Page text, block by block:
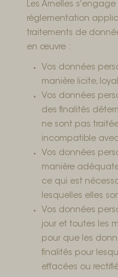
Les Arnelles
règlementation
traitements de
en œuvre :
Vos données
manière licite,
Vos données
des finalités
ne sont pas
incompatible
Vos données
manière
ce qui est
lesquelles elles
Vos données
jour et toutes les
pour que les
finalités pour
effacées ou